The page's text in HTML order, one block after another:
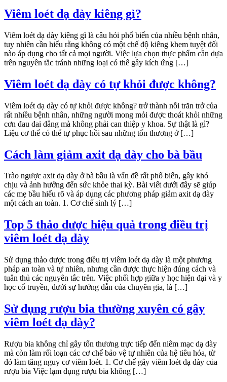
Viêm loét dạ dày kiêng gì?
Viêm loét dạ dày kiêng gì là câu hỏi phổ biến của nhiều bệnh nhân,
tuy nhiên cần hiểu rằng không có một chế độ kiêng khem tuyệt đối
nào áp dụng cho tất cả mọi người. Việc lựa chọn thực phẩm cần dựa
trên nguyên tắc tránh những loại có thể gây kích ứng […]
Viêm loét dạ dày có tự khỏi được không?
Viêm loét dạ dày có tự khỏi được không? trở thành nỗi trăn trở của
rất nhiều bệnh nhân, những người mong mỏi được thoát khỏi những
cơn đau dai dẳng mà không phải can thiệp y khoa. Sự thật là gì?
Liệu cơ thể có thể tự phục hồi sau những tổn thương ở […]
Cách làm giảm axit dạ dày cho bà bầu
Trào ngược axit dạ dày ở bà bầu là vấn đề rất phổ biến, gây khó
chịu và ảnh hưởng đến sức khỏe thai kỳ. Bài viết dưới đây sẽ giúp
các mẹ bầu hiểu rõ và áp dụng các phương pháp giảm axit dạ dày
một cách an toàn. 1. Cơ chế sinh lý […]
Top 5 thảo dược hiệu quả trong điều trị
viêm loét dạ dày
Sử dụng thảo dược trong điều trị viêm loét dạ dày là một phương
pháp an toàn và tự nhiên, nhưng cần được thực hiện đúng cách và
tuân thủ các nguyên tắc trên. Việc phối hợp giữa y học hiện đại và y
học cổ truyền, dưới sự hướng dẫn của chuyên gia, là […]
Sử dụng rượu bia thường xuyên có gây
viêm loét dạ dày?
Rượu bia không chỉ gây tổn thương trực tiếp đến niêm mạc dạ dày
mà còn làm rối loạn các cơ chế bảo vệ tự nhiên của hệ tiêu hóa, từ
đó làm tăng nguy cơ viêm loét. 1. Cơ chế gây viêm loét dạ dày của
rượu bia Việc lạm dụng rượu bia không […]